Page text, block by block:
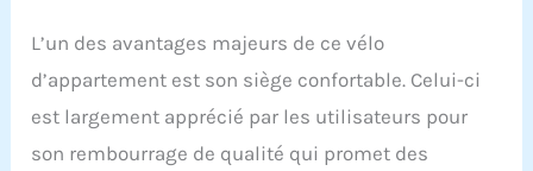
vitesse, la distance, les
de suivre facilement
votre évolution. Ajustez
votre entraînement selon
vos objectifs cardio et
L’un des avantages majeurs de ce vélo
d’appartement est son siège confortable. Celui-ci
est largement apprécié par les utilisateurs pour
son rembourrage de qualité qui promet des